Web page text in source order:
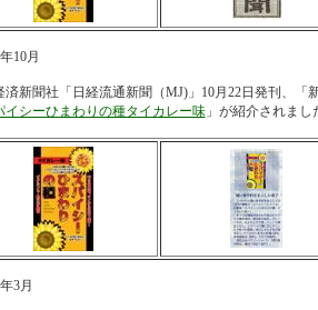
10月
済新聞社「日経流通新聞（MJ)」10月22日発刊、「
イシーひまわりの種タイカレー味」が紹介されまし
3月